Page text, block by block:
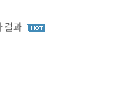
결과